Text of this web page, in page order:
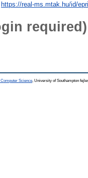
https://real-ms.mtak.hu/id/
required)
Science , University of Southampton